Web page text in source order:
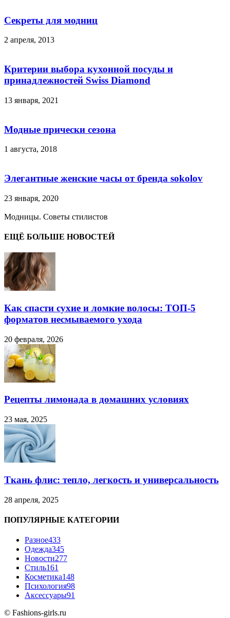
Секреты для модниц
2 апреля, 2013
Критерии выбора кухонной посуды и
принадлежностей Swiss Diamond
13 января, 2021
Модные прически сезона
1 августа, 2018
Элегантные женские часы от бренда sokolov
23 января, 2020
Модницы. Советы стилистов
ЕЩЁ БОЛЬШЕ НОВОСТЕЙ
Как спасти сухие и ломкие волосы: ТОП-5
форматов несмываемого ухода
20 февраля, 2026
Рецепты лимонада в домашних условиях
23 мая, 2025
Ткань флис: тепло, легкость и универсальность
28 апреля, 2025
ПОПУЛЯРНЫЕ КАТЕГОРИИ
Разное433
Одежда345
Новости277
Стиль161
Косметика148
Психология98
Аксессуары91
© Fashions-girls.ru